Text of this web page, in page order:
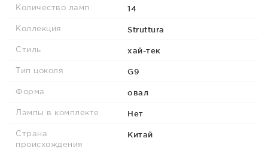
Количество ламп 14
Коллекция Struttura
Стиль хай-тек
Тип цоколя G9
Форма овал
Лампы в комплекте Нет
Страна
происхождения
Китай